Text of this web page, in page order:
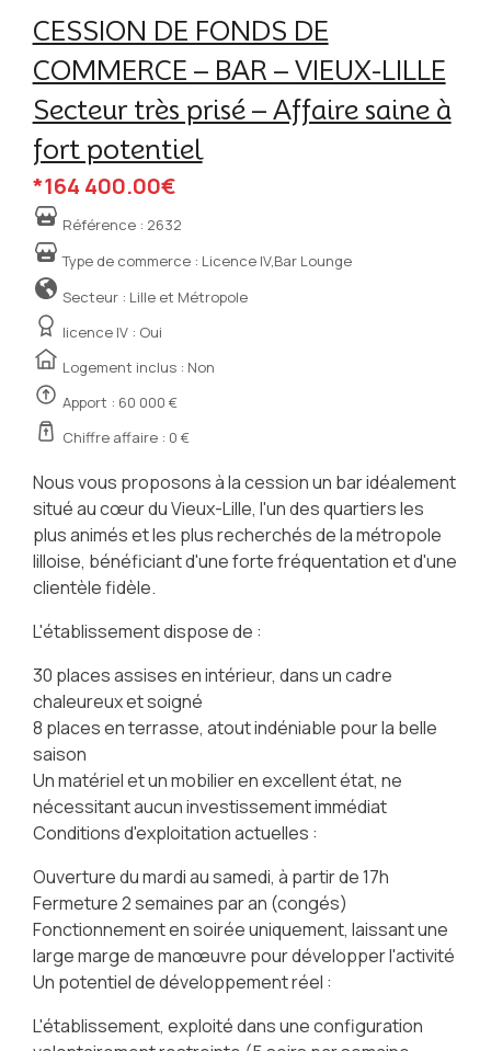
CESSION DE FONDS DE
COMMERCE – BAR – VIEUX-LILLE
Secteur très prisé – Affaire saine à
fort potentiel
*164 400.00€
Référence : 2632
Type de commerce : Licence IV,Bar Lounge
Secteur : Lille et Métropole
licence IV : Oui
Logement inclus : Non
Apport : 60 000 €
Chiffre affaire : 0 €
Nous vous proposons à la cession un bar idéalement
situé au cœur du Vieux-Lille, l'un des quartiers les
plus animés et les plus recherchés de la métropole
lilloise, bénéficiant d'une forte fréquentation et d'une
clientèle fidèle.
L'établissement dispose de :
30 places assises en intérieur, dans un cadre
chaleureux et soigné
8 places en terrasse, atout indéniable pour la belle
saison
Un matériel et un mobilier en excellent état, ne
nécessitant aucun investissement immédiat
Conditions d'exploitation actuelles :
Ouverture du mardi au samedi, à partir de 17h
Fermeture 2 semaines par an (congés)
Fonctionnement en soirée uniquement, laissant une
large marge de manœuvre pour développer l'activité
Un potentiel de développement réel :
L'établissement, exploité dans une configuration